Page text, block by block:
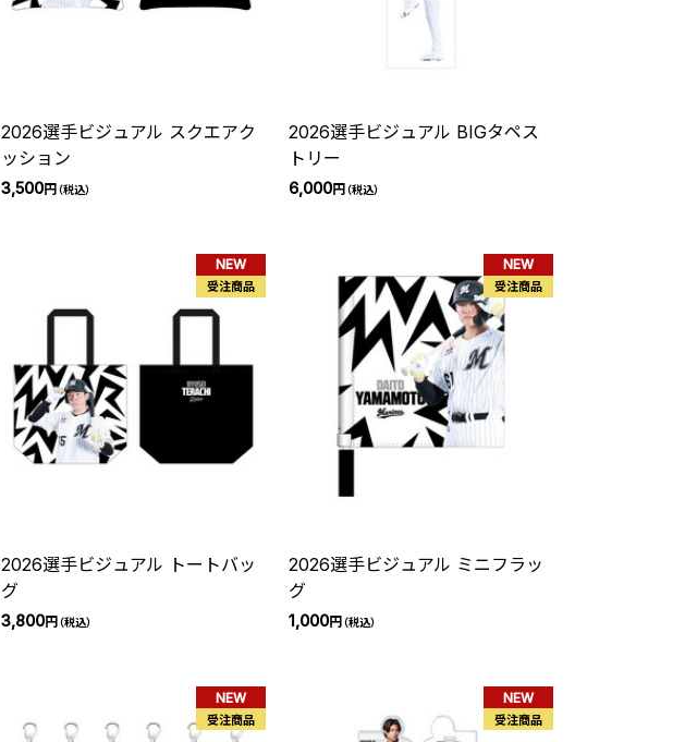
2026選手ビジュアル スクエアク
ッション
3,500円（税込）
2026選手ビジュアル BIGタペス
トリー
6,000円（税込）
NEW
受注商品
2026選手ビジュアル トートバッ
グ
3,800円（税込）
NEW
受注商品
2026選手ビジュアル ミニフラッ
グ
1,000円（税込）
NEW
受注商品
NEW
受注商品